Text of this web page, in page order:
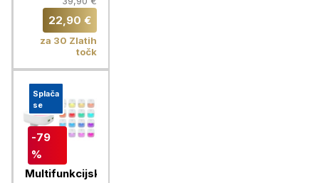
in 360°
kroženjem
22,90 €
za 30 Zlatih
točk
Splača
se
-79
%
Multifunkcijska